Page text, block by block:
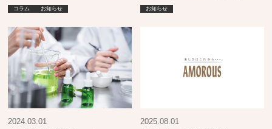
コラム お知らせ
BOOK
お知らせ
2024.03.01 2025.08.01